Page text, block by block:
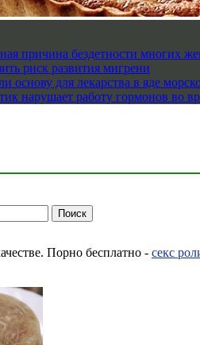
причина бездетности многих
риск развития мигрени
для лекарства в яде
нарушает работу гормонов во
Порно бесплатно - секс